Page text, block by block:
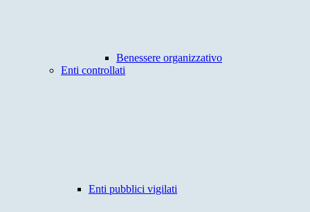
Benessere organizzativo
Enti controllati
Enti pubblici vigilati